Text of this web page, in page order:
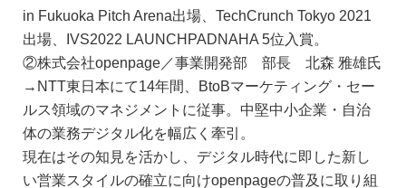
in Fukuoka Pitch Arena出場、TechCrunch Tokyo 2021
出場、IVS2022 LAUNCHPADNAHA 5位入賞。
②株式会社openpage／事業開発部 部長 北森 雅雄氏
→NTT東日本にて14年間、BtoBマーケティング・セー
ルス領域のマネジメントに従事。中堅中小企業・自治
体の業務デジタル化を幅広く牽引。
現在はその知見を活かし、デジタル時代に即した新し
い営業スタイルの確立に向けopenpageの普及に取り組